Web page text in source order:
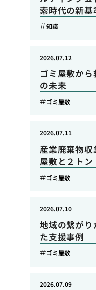
索時代の新基
知識
ゴミ屋敷か
の未来
2026.07.12
ゴミ屋敷
産業廃棄物収
屋敷と２ト
2026.07.11
ゴミ屋敷
地域の繋が
た支援事例
2026.07.10
ゴミ屋敷
2026.07.09